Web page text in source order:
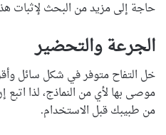
حاجة إلى مزيد من البحث لإثبات هذا
الجرعة والتحضير
خل التفاح متوفر في شكل سائل
موصى بها لأي من النماذج، لذا
من طبيبك قبل الاستخدام.